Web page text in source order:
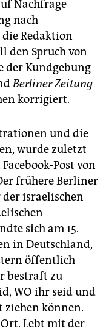
Nachfrage
nach
Redaktion
den Spruch von
der Kundgebung
Berliner Zeitung
korrigiert.
und die
wurde zuletzt
Post von
frühere Berliner
der israelischen
sich am 15.
in Deutschland,
öffentlich
bestraft zu
WO ihr seid und
ziehen können.
Lebt mit der